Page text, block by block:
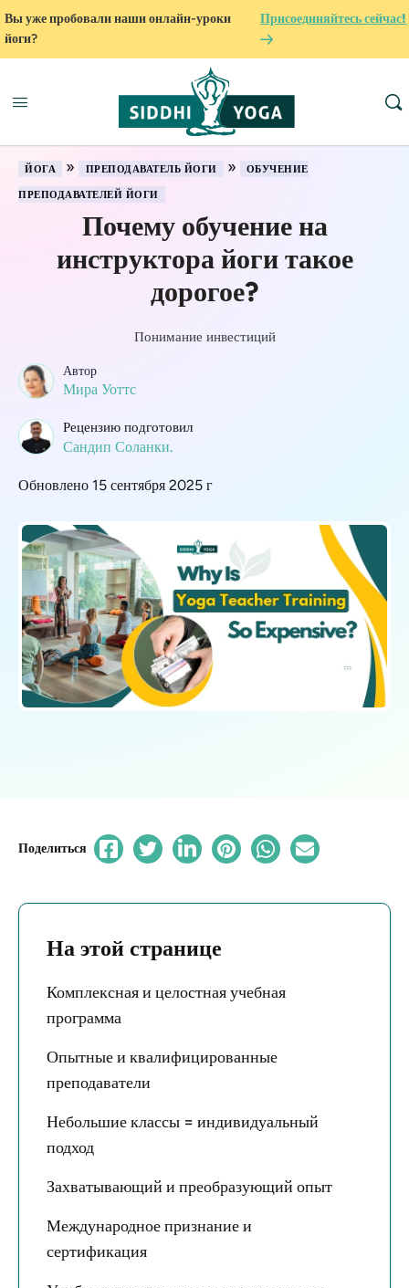
Вы уже пробовали наши онлайн-уроки
йоги?
Присоединяйтесь сейчас!
ЙОГА » ПРЕПОДАВАТЕЛЬ ЙОГИ »
ОБУЧЕНИЕ
ПРЕПОДАВАТЕЛЕЙ ЙОГИ
Почему обучение на
инструктора йоги такое
дорогое?
Понимание инвестиций
Автор
Мира Уоттс
Рецензию подготовил
Сандип Соланки.
Обновлено 15 сентября 2025 г
Поделиться
На этой странице
Комплексная и целостная учебная
программа
Опытные и квалифицированные
преподаватели
Небольшие классы = индивидуальный
подход
Захватывающий и преобразующий опыт
Международное признание и
сертификация